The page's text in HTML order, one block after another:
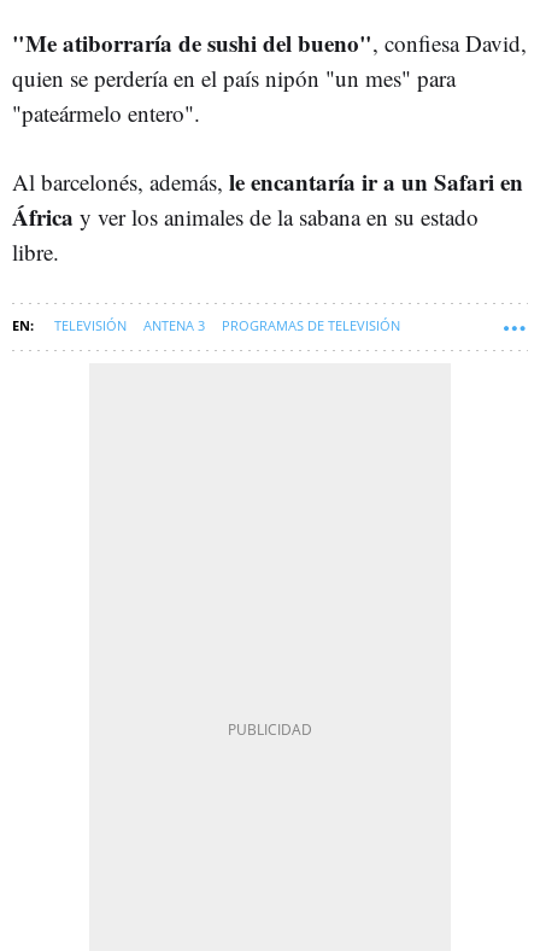
"Me atiborraría de sushi del bueno", confiesa David,
quien se perdería en el país nipón "un mes" para
"pateármelo entero".
Al barcelonés, además, le encantaría ir a un Safari en
África y ver los animales de la sabana en su estado
libre.
TELEVISIÓN ANTENA 3 PROGRAMAS DE TELEVISIÓN